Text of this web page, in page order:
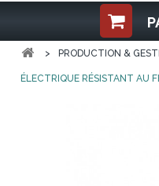
> PRODUCTION &
ÉLECTRIQUE RÉSISTANT AU